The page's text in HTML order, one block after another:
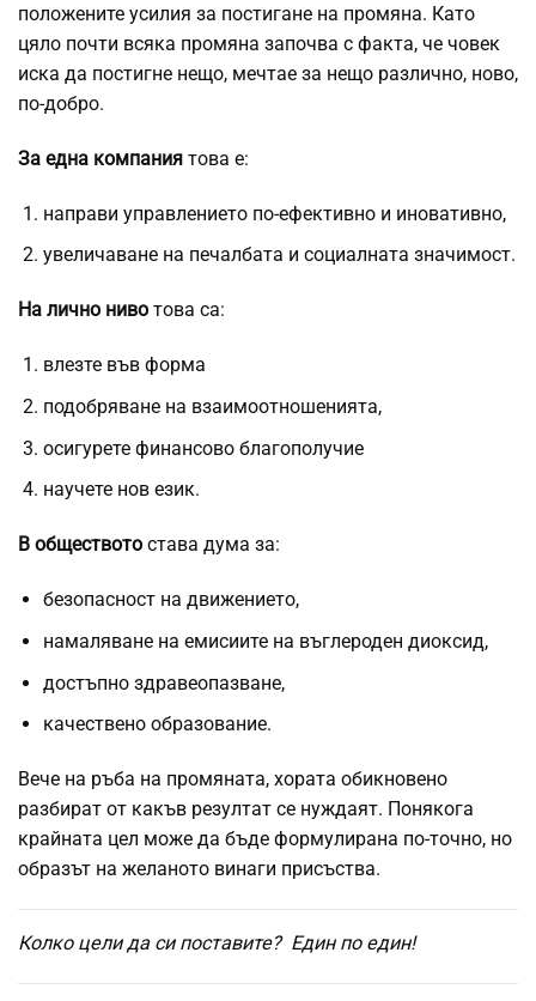
положените усилия за постигане на промяна. Като
цяло почти всяка промяна започва с факта, че човек
иска да постигне нещо, мечтае за нещо различно, ново,
по-добро.
За една компания това е:
направи управлението по-ефективно и иновативно,
увеличаване на печалбата и социалната значимост.
На лично ниво това са:
влезте във форма
подобряване на взаимоотношенията,
осигурете финансово благополучие
научете нов език.
В обществото става дума за:
безопасност на движението,
намаляване на емисиите на въглероден диоксид,
достъпно здравеопазване,
качествено образование.
Вече на ръба на промяната, хората обикновено
разбират от какъв резултат се нуждаят. Понякога
крайната цел може да бъде формулирана по-точно, но
образът на желаното винаги присъства.
Колко цели да си поставите? Един по един!